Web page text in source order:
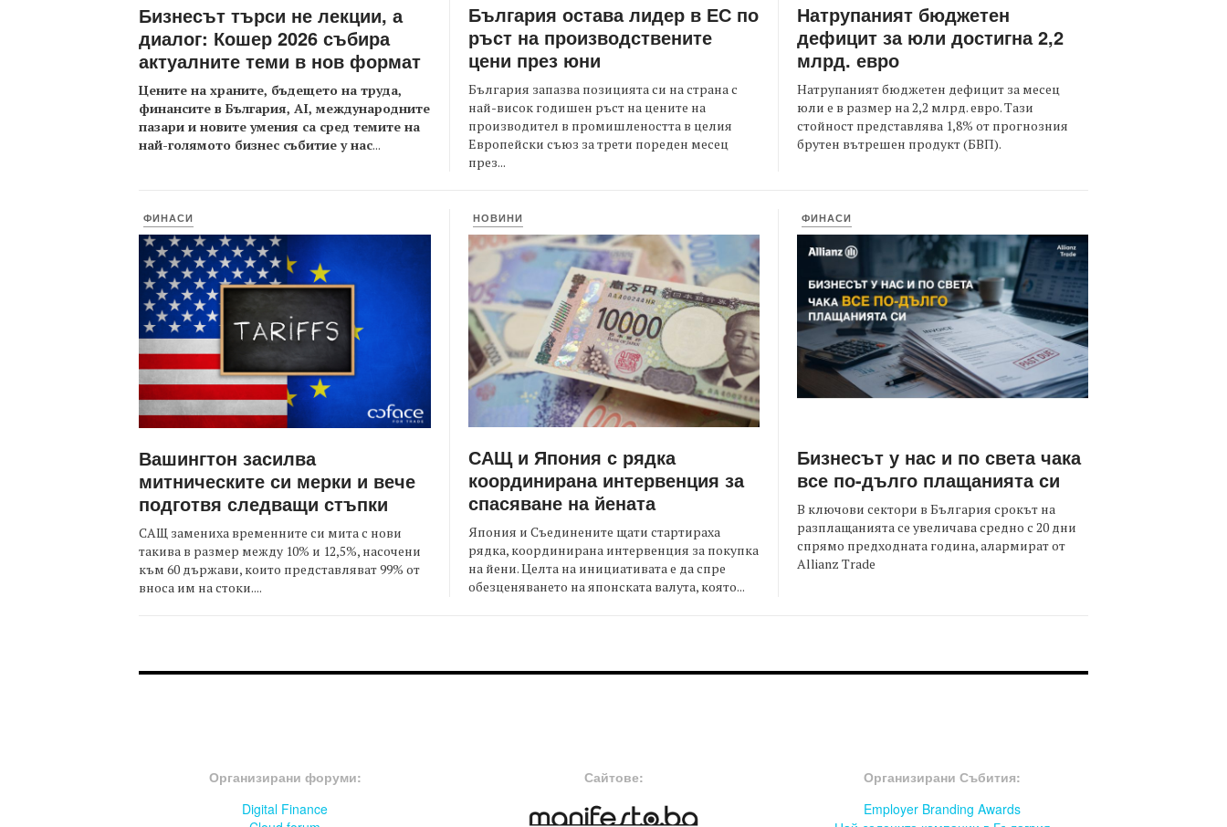
Бизнесът търси не лекции, а
диалог: Кошер 2026 събира
актуалните теми в нов формат
Цените на храните, бъдещето на труда,
финансите в България, AI, международните
пазари и новите умения са сред темите на
най-голямото бизнес събитие у нас...
България остава лидер в ЕС по
ръст на производствените
цени през юни
България запазва позицията си на страна с
най-висок годишен ръст на цените на
производител в промишлеността в целия
Европейски съюз за трети пореден месец
през...
Натрупаният бюджетен
дефицит за юли достигна 2,2
млрд. евро
Натрупаният бюджетен дефицит за месец
юли е в размер на 2,2 млрд. евро. Тази
стойност представлява 1,8% от прогнозния
брутен вътрешен продукт (БВП).
ФИНАСИ
Вашингтон засилва
митническите си мерки и вече
подготвя следващи стъпки
САЩ замениха временните си мита с нови
такива в размер между 10% и 12,5%, насочени
към 60 държави, които представляват 99% от
вноса им на стоки....
НОВИНИ
САЩ и Япония с рядка
координирана интервенция за
спасяване на йената
Япония и Съединените щати стартираха
рядка, координирана интервенция за покупка
на йени. Целта на инициативата е да спре
обезценяването на японската валута, която...
ФИНАСИ
Бизнесът у нас и по света чака
все по-дълго плащанията си
В ключови сектори в България срокът на
разплащанията се увеличава средно с 20 дни
спрямо предходната година, алармират от
Allianz Trade
Организирани форуми:
Digital Finance
Сайтове:
Организирани Събития:
Employer Branding Awards